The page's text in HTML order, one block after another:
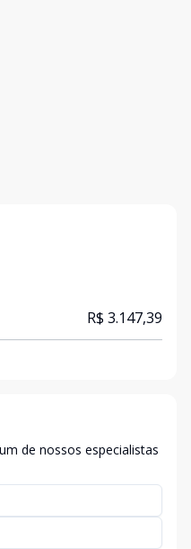
R$ 3.147,39
de nossos especialistas